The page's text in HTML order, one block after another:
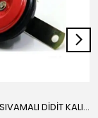
12V KORNA SIVAMALI DİDİT KALIN SESLİ (KIRMIZI)